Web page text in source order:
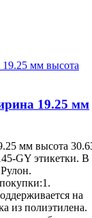
19.25 мм
мм высота
GY этикетки. В
на
из полиэтилена.